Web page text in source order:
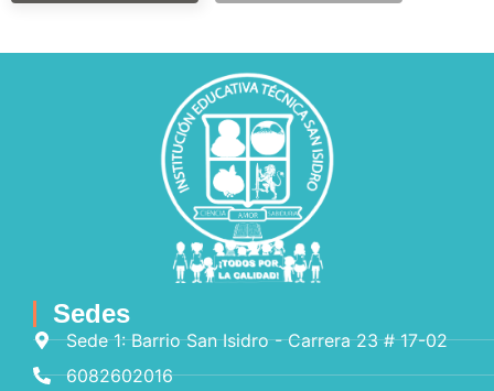
Sedes
Sede 1: Barrio San Isidro - Carrera 23 # 17-02
6082602016